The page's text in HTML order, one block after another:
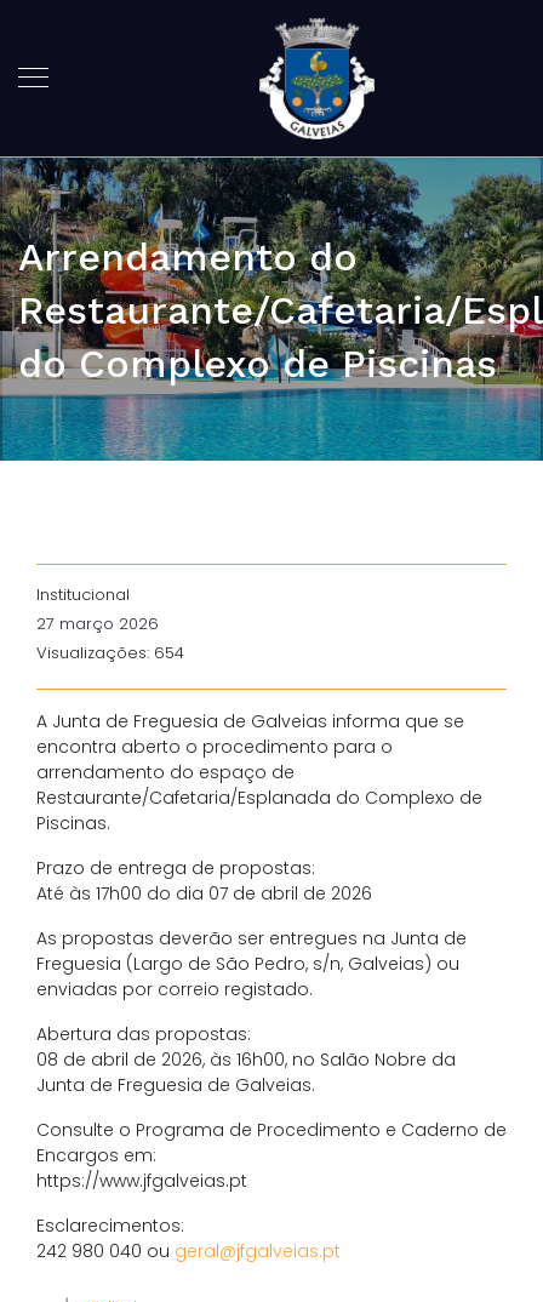
Arrendamento do
Restaurante/Cafetaria/
do Complexo de Piscinas
Institucional
27 março 2026
Visualizações: 654
A Junta de Freguesia de Galveias informa que se
encontra aberto o procedimento para o
arrendamento do espaço de
Restaurante/Cafetaria/Esplanada do Complexo de
Piscinas.
Prazo de entrega de propostas:
Até às 17h00 do dia 07 de abril de 2026
As propostas deverão ser entregues na Junta de
Freguesia (Largo de São Pedro, s/n, Galveias) ou
enviadas por correio registado.
Abertura das propostas:
08 de abril de 2026, às 16h00, no Salão Nobre da
Junta de Freguesia de Galveias.
Consulte o Programa de Procedimento e Caderno de
Encargos em:
https://www.jfgalveias.pt
Esclarecimentos:
242 980 040 ou geral@jfgalveias.pt